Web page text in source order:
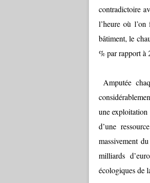
contradictoire
l’heure où
bâtiment, le
% par rapport à
Amputée
une exploitation
d’une
massivement
milliards
écologiques de